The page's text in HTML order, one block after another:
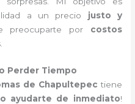
a un precio justo y
preocuparte por costos
Perder Tiempo
de Chapultepec tiene
ayudarte de inmediato!